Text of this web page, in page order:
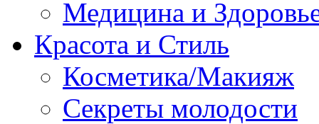
Медицина и
Красота и Стиль
Косметика/Макияж
Секреты молодости